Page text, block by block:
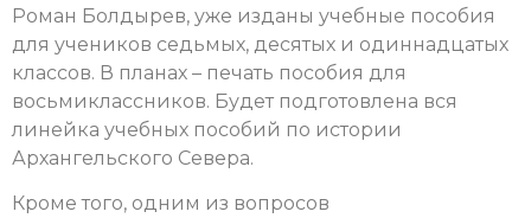
Роман Болдырев, уже изданы учебные пособия
для учеников седьмых, десятых и одиннадцатых
классов. В планах – печать пособия для
восьмиклассников. Будет подготовлена вся
линейка учебных пособий по истории
Архангельского Севера.
Кроме того, одним из вопросов